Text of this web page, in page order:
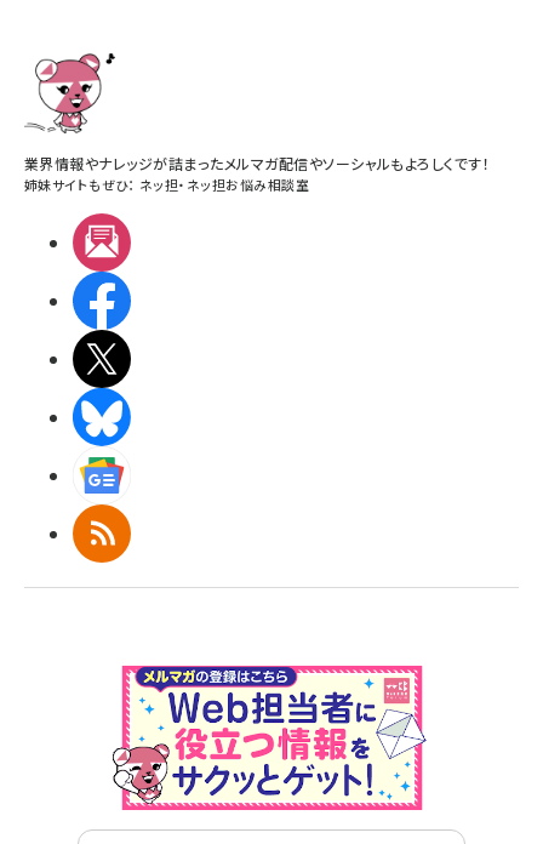
業界情報やナレッジが詰まったメルマガ配信やソーシャルもよろしくです！
姉妹サイトもぜひ： ネッ担・ ネッ担お悩み相談室
RSS